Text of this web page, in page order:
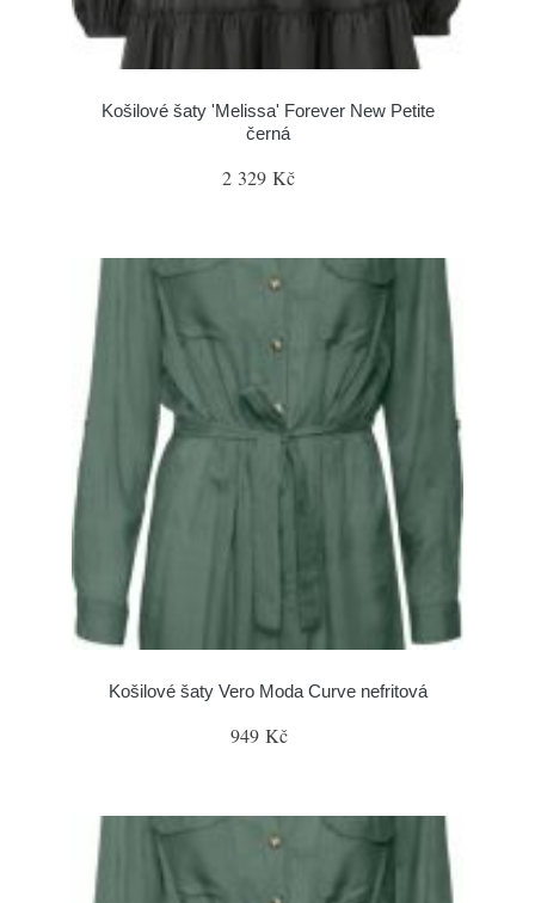
Košilové šaty 'Melissa' Forever New Petite
černá
2 329 Kč
Košilové šaty Vero Moda Curve nefritová
949 Kč